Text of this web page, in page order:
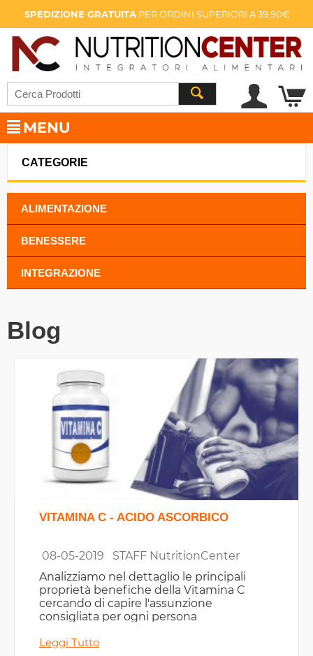
SPEDIZIONE GRATUITAPER ORDINI SUPERIORI A 39,90€
MENU
CATEGORIE
ALIMENTAZIONE
BENESSERE
INTEGRAZIONE
Blog
VITAMINA C - ACIDO ASCORBICO
08-05-2019
STAFF NutritionCenter
Analizziamo nel dettaglio le principali
proprietà benefiche della Vitamina C
cercando di capire l'assunzione
consigliata per ogni persona
Leggi Tutto